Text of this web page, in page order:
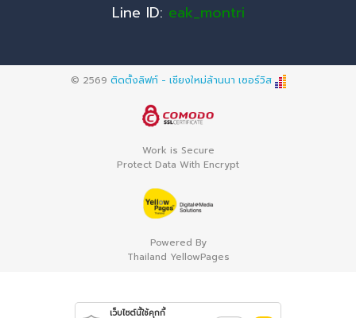
Line ID: eak_montri
© 2569 ติดตั้งลิฟท์ - เชียงใหม่ล้านนา เซอร์วิส
Work is Secure
Protect Data With Encrypt
Powered By
Thailand YellowPages
เว็บไซต์นี้ใช้คุกกี้